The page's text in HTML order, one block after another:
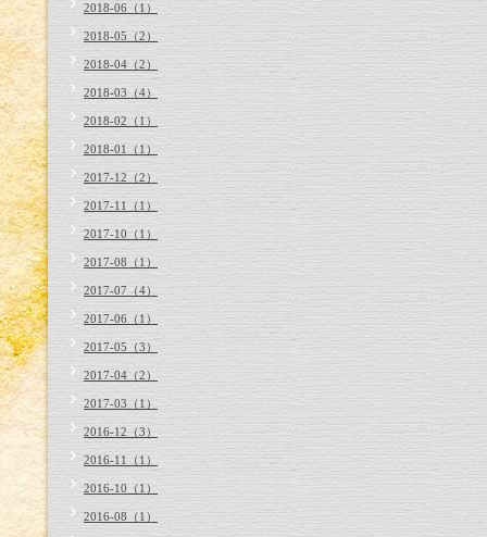
2018-06（1）
2018-05（2）
2018-04（2）
2018-03（4）
2018-02（1）
2018-01（1）
2017-12（2）
2017-11（1）
2017-10（1）
2017-08（1）
2017-07（4）
2017-06（1）
2017-05（3）
2017-04（2）
2017-03（1）
2016-12（3）
2016-11（1）
2016-10（1）
2016-08（1）